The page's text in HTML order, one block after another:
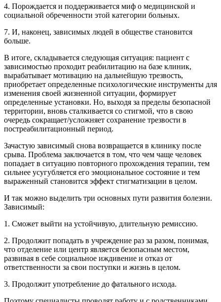
4. Порождается и поддерживается миф о медицинской и
социальной обреченности этой категории больных.
7. И, наконец, зависимых людей в обществе становится
больше.
В итоге, складывается следующая ситуация: пациент с
зависимостью проходит реабилитацию на базе клиник,
вырабатывает мотивацию на дальнейшую трезвость,
приобретает определенные психологические инструменты для
изменения своей жизненной ситуации, формирует
определенные установки. Но, выходя за пределы безопасной
территории, вновь сталкивается со стигмой, что в свою
очередь сокращает/усложняет сохранение трезвости в
постреабилитационный период.
Зачастую зависимый снова возвращается в клинику после
срыва. Проблема заключается в том, что чем чаще человек
попадает в ситуацию повторного прохождения терапии, тем
сильнее усугубляется его эмоциональное состояние и тем
выраженный становится эффект стигматизации в целом.
И так можно выделить три основных пути развития болезни.
Зависимый:
1. Сможет выйти на устойчивую, длительную ремиссию.
2. Продолжит попадать в учреждение раз за разом, понимая,
что отделение или центр является безопасным местом,
развивая в себе социальное иждивение и отказ от
ответственности за свои поступки и жизнь в целом.
3. Продолжит употребление до фатального исхода.